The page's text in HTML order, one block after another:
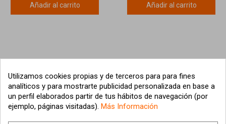
Añadir al carrito Añadir al carrito
Utilizamos cookies propias y de terceros para para fines
analíticos y para mostrarte publicidad personalizada en base a
un perfil elaborados partir de tus hábitos de navegación (por
ejemplo, páginas visitadas). Más Información